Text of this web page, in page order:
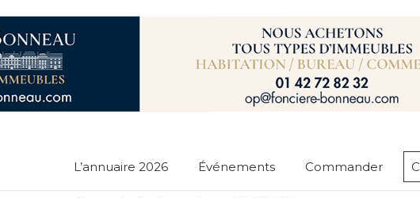
L’annuaire 2026 Événements Commander